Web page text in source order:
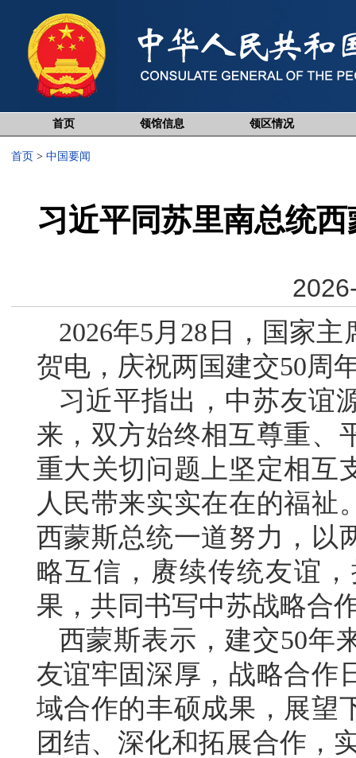
首页 领馆信息 领区情况
首页 > 中国要闻
习近平同苏里南总统
2026年5月28日，国家
贺电，庆祝两国建交50周
习近平指出，中苏友谊
来，双方始终相互尊重、
重大关切问题上坚定相互
人民带来实实在在的福祉
西蒙斯总统一道努力，以
略互信，赓续传统友谊
果，共同书写中苏战略合
西蒙斯表示，建交50年
友谊牢固深厚，战略合作
域合作的丰硕成果，展望
团结、深化和拓展合作，